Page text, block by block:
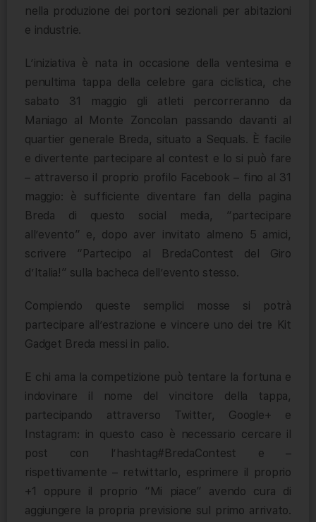
nella produzione dei portoni sezionali per abitazioni
e industrie.
L’iniziativa è nata in occasione della ventesima e
penultima tappa della celebre gara ciclistica, che
sabato 31 maggio gli atleti percorreranno da
Maniago al Monte Zoncolan passando davanti al
quartier generale Breda, situato a Sequals. È facile
e divertente partecipare al contest e lo si può fare
– attraverso il proprio profilo Facebook – fino al 31
maggio: è sufficiente diventare fan della pagina
Breda di questo social media, “partecipare
all’evento” e, dopo aver invitato almeno 5 amici,
scrivere “Partecipo al BredaContest del Giro
d’Italia!” sulla bacheca dell’evento stesso.
Compiendo queste semplici mosse si potrà
partecipare all’estrazione e vincere uno dei tre Kit
Gadget Breda messi in palio.
E chi ama la competizione può tentare la fortuna e
indovinare il nome del vincitore della tappa,
partecipando attraverso Twitter, Google+ e
Instagram: in questo caso è necessario cercare il
post con l’hashtag#BredaContest e –
rispettivamente – retwittarlo, esprimere il proprio
+1 oppure il proprio “Mi piace” avendo cura di
aggiungere la propria previsione sul primo arrivato.